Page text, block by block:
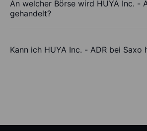
An welcher Börse wird HUYA Inc. -
gehandelt?
Kann ich HUYA Inc. - ADR bei Saxo